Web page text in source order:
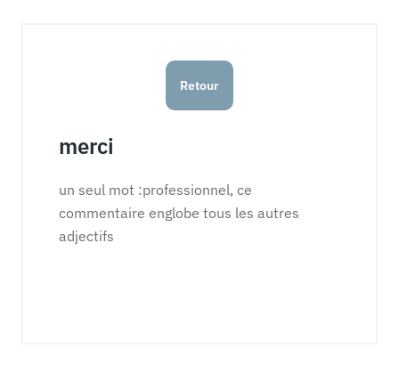
Retour
merci
un seul mot :professionnel, ce
commentaire englobe tous les autres
adjectifs